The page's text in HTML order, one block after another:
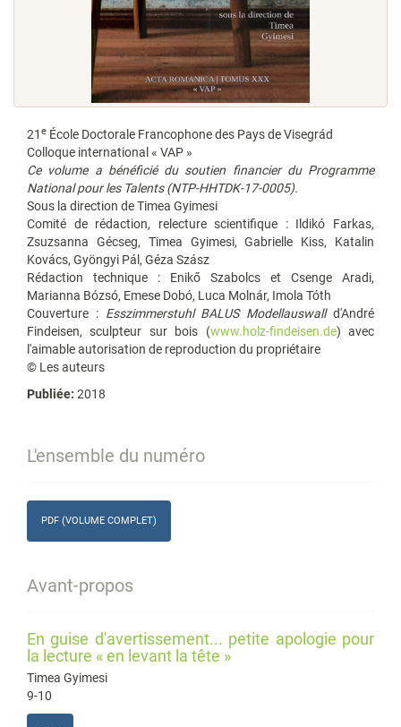
21 e École Doctorale Francophone des Pays de Visegrád
Colloque international « VAP »
Ce volume a bénéficié du soutien financier du Programme
National pour les Talents (NTP-HHTDK-17-0005).
Sous la direction de Timea Gyimesi
Comité de rédaction, relecture scientifique : Ildikó Farkas,
Zsuzsanna Gécseg, Timea Gyimesi, Gabrielle Kiss, Katalin
Kovács, Gyöngyi Pál, Géza Szász
Rédaction technique : Enikő Szabolcs et Csenge Aradi,
Marianna Bózsó, Emese Dobó, Luca Molnár, Imola Tóth
Couverture : Esszimmerstuhl BALUS Modellauswalld'André
Findeisen, sculpteur sur bois (www.holz-findeisen.de) avec
l'aimable autorisation de reproduction du propriétaire
© Les auteurs
Publiée: 2018
L'ensemble du numéro
PDF (VOLUME COMPLET)
Avant-propos
En guise d'avertissement... petite apologie pour
la lecture « en levant la tête »
Timea Gyimesi
9-10